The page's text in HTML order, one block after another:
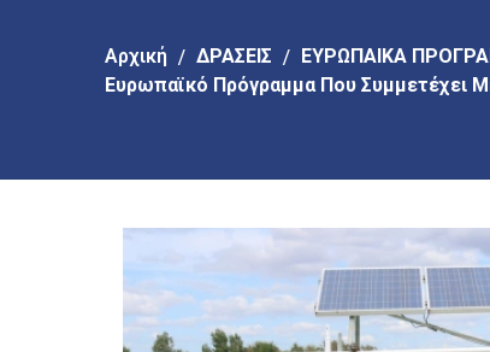
Αρχική ΔΡΑΣΕΙΣ ΕΥΡΩΠΑΙΚΑ
Ευρωπαϊκό Πρόγραμμα Που Συμμετέχει